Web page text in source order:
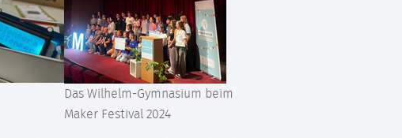
Das Wilhelm-Gymnasium beim
Maker Festival 2024